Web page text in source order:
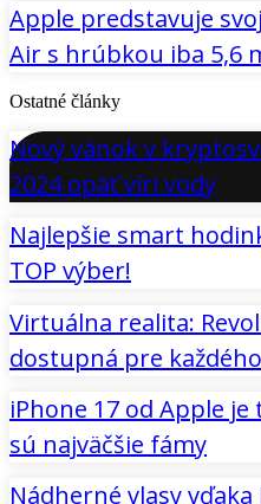
Apple predstavuje
Air s hrúbkou iba 5,6
Ostatné články
Nový vánok v
2024 opäť víri vody
Najlepšie smart
TOP výber!
Virtuálna realita:
dostupná pre každého
iPhone 17 od Apple
sú najväčšie fámy
Nádherné vlasy